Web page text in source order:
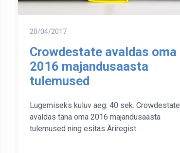
Postitatud
20/04/2017
Crowdestate avaldas oma
2016 majandusaasta
tulemused
Lugemiseks kuluv aeg: 40 sek. Crowdestate
avaldas täna oma 2016 majandusaasta
tulemused ning esitas Äriregist…